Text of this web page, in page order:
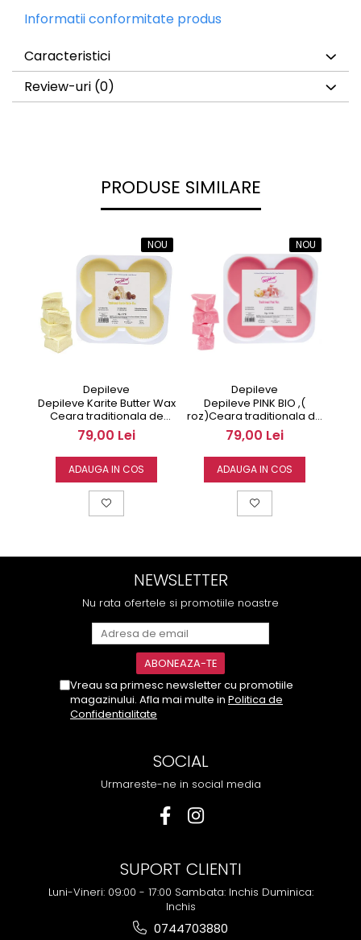
Informatii conformitate produs
Caracteristici
Review-uri (0)
PRODUSE SIMILARE
NOU
Depileve
Depileve Karite Butter Wax
Ceara traditionala de
epilare 1000gr
79,00 Lei
ADAUGA IN COS
NOU
Depileve
Depileve PINK BIO ,(
roz)Ceara traditionala de
epilare 1000gr fara strip
79,00 Lei
ADAUGA IN COS
NEWSLETTER
Nu rata ofertele si promotiile noastre
Vreau sa primesc newsletter cu promotiile
magazinului. Afla mai multe in Politica de
Confidentialitate
SOCIAL
Urmareste-ne in social media
SUPORT CLIENTI
Luni-Vineri: 09:00 - 17:00 Sambata: Inchis Duminica:
Inchis
0744703880